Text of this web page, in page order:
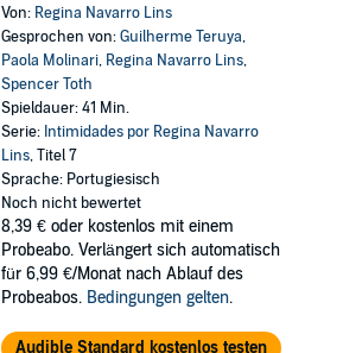
Von: Regina Navarro Lins
Gesprochen von:Guilherme Teruya,
Paola Molinari, Regina Navarro Lins,
Spencer Toth
Spieldauer: 41 Min.
Serie: Intimidades por Regina Navarro
Lins, Titel 7
Sprache: Portugiesisch
Noch nicht bewertet
8,39 € oder kostenlos mit einem
Probeabo. Verlängert sich automatisch
für 6,99 €/Monat nach Ablauf des
Probeabos. Bedingungen gelten.
Audible Standard kostenlos testen